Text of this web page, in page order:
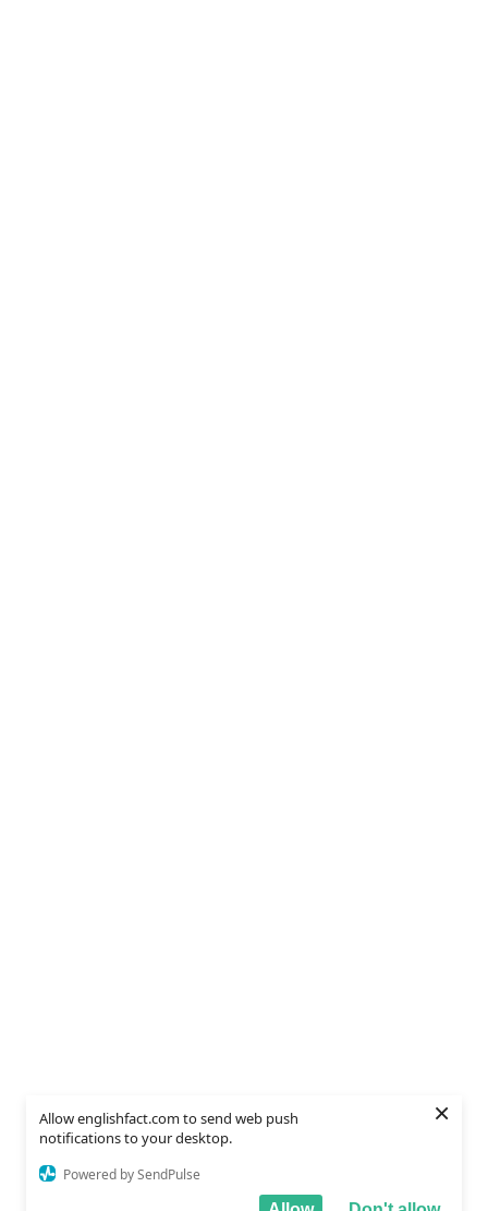
Allow englishfact.com to send web push
notifications to your desktop.
Powered by SendPulse
×